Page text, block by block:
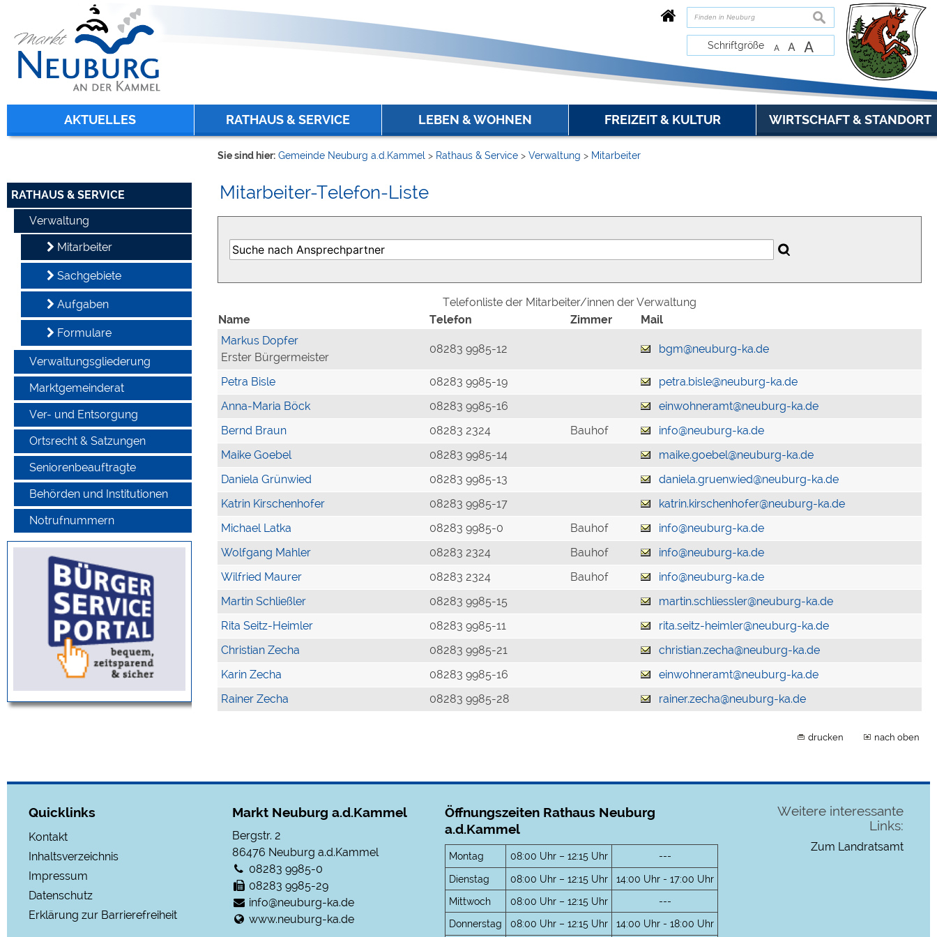
zur Navigation oder zur Startseitespringen.
suchen
Schriftgröße A A A
AKTUELLES RATHAUS & SERVICE LEBEN & WOHNEN FREIZEIT & KULTUR WIRTSCHAFT & STANDORT
RATHAUS & SERVICE
Verwaltung
Mitarbeiter
Sachgebiete
Aufgaben
Formulare
Verwaltungsgliederung
Marktgemeinderat
Ver- und Entsorgung
Ortsrecht & Satzungen
Seniorenbeauftragte
Behörden und Institutionen
Notrufnummern
Sie sind hier: Gemeinde Neuburg a.d.Kammel > Rathaus & Service > Verwaltung > Mitarbeiter
Mitarbeiter-Telefon-Liste
Telefonliste der Mitarbeiter/innen der Verwaltung
Name
Telefon Zimmer
Mail
Markus Dopfer
Erster Bürgermeister
08283 9985-12 bgm@neuburg-ka.de
Petra Bisle 08283 9985-19
petra.bisle@neuburg-ka.de
Anna-Maria Böck
08283 9985-16
einwohneramt@neuburg-ka.de
Bernd Braun
08283 2324 Bauhof
info@neuburg-ka.de
Maike Goebel
08283 9985-14
maike.goebel@neuburg-ka.de
Daniela Grünwied
08283 9985-13
daniela.gruenwied@neuburg-ka.de
Katrin Kirschenhofer
08283 9985-17
katrin.kirschenhofer@neuburg-ka.de
Michael Latka
08283 9985-0 Bauhof
info@neuburg-ka.de
Wolfgang Mahler
08283 2324 Bauhof
info@neuburg-ka.de
Wilfried Maurer
08283 2324 Bauhof
info@neuburg-ka.de
Martin Schließler
08283 9985-15
martin.schliessler@neuburg-ka.de
Rita Seitz-Heimler
08283 9985-11
rita.seitz-heimler@neuburg-ka.de
Christian Zecha
08283 9985-21
christian.zecha@neuburg-ka.de
Karin Zecha
08283 9985-16
einwohneramt@neuburg-ka.de
Rainer Zecha
08283 9985-28 rainer.zecha@neuburg-ka.de
drucken nach oben
Quicklinks
Kontakt
Inhaltsverzeichnis
Impressum
Datenschutz
Erklärung zur Barrierefreiheit
Markt Neuburg a.d.Kammel
Bergstr. 2
86476 Neuburg a.d.Kammel
08283 9985-0
08283 9985-29
info@neuburg-ka.de
www.neuburg-ka.de
Öffnungszeiten Rathaus Neuburg
a.d.Kammel
Montag 08:00 Uhr – 12:15 Uhr
---
Dienstag
08:00 Uhr – 12:15 Uhr
14:00 Uhr - 17:00 Uhr
Mittwoch
08:00 Uhr – 12:15 Uhr
---
Donnerstag
08:00 Uhr – 12:15 Uhr 14:00 Uhr - 18:00 Uhr
Weitere interessante
Links:
Zum Landratsamt